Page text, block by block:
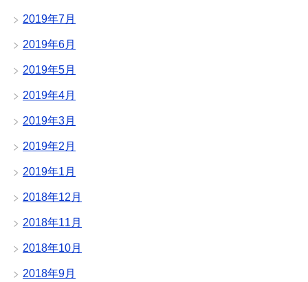
2019年7月
2019年6月
2019年5月
2019年4月
2019年3月
2019年2月
2019年1月
2018年12月
2018年11月
2018年10月
2018年9月